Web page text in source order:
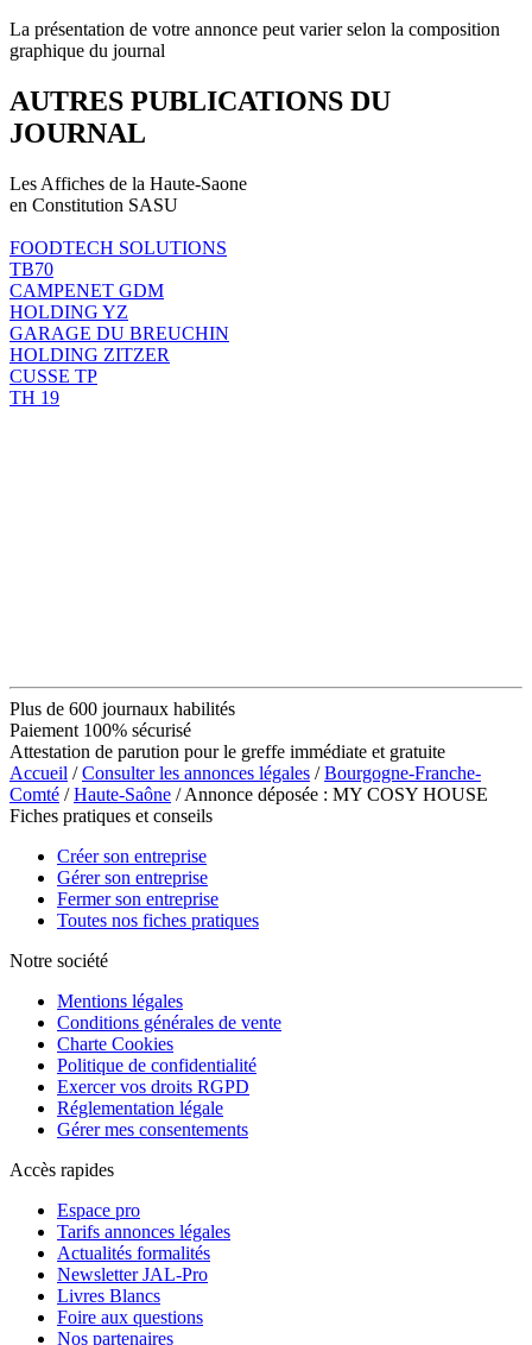
La présentation de votre annonce peut varier selon la composition
graphique du journal
AUTRES PUBLICATIONS DU
JOURNAL
Les Affiches de la Haute-Saone
en Constitution SASU
FOODTECH SOLUTIONS
TB70
CAMPENET GDM
HOLDING YZ
GARAGE DU BREUCHIN
HOLDING ZITZER
CUSSE TP
TH 19
Plus de 600 journaux habilités
Paiement 100% sécurisé
Attestation de parution pour le greffe immédiate et gratuite
Accueil /Consulter les annonces légales /Bourgogne-Franche-
Comté /Haute-Saône / Annonce déposée : MY COSY HOUSE
Fiches pratiques et conseils
Créer son entreprise
Gérer son entreprise
Fermer son entreprise
Toutes nos fiches pratiques
Notre société
Mentions légales
Conditions générales de vente
Charte Cookies
Politique de confidentialité
Exercer vos droits RGPD
Réglementation légale
Gérer mes consentements
Accès rapides
Espace pro
Tarifs annonces légales
Actualités formalités
Newsletter JAL-Pro
Livres Blancs
Foire aux questions
Nos partenaires